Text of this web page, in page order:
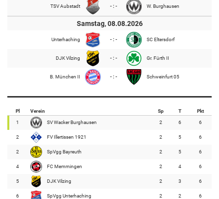
TSV Aubstadt - : - W. Burghausen
Samstag, 08.08.2026
Unterhaching - : - SC Eltersdorf
DJK Vilzing - : - Gr. Fürth II
B. München II - : - Schweinfurt 05
Pl Verein Sp T Pkt
1 SV Wacker Burghausen 2 6 6
2 FV Illertissen 1921 2 5 6
2 SpVgg Bayreuth 2 5 6
4 FC Memmingen 2 4 6
5 DJK Vilzing 2 3 6
6 SpVgg Unterhaching 2 2 6